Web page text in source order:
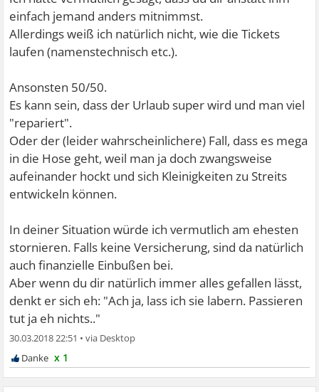
einfach jemand anders mitnimmst.
Allerdings weiß ich natürlich nicht, wie die Tickets
laufen (namenstechnisch etc.).
Ansonsten 50/50.
Es kann sein, dass der Urlaub super wird und man viel
"repariert".
Oder der (leider wahrscheinlichere) Fall, dass es mega
in die Hose geht, weil man ja doch zwangsweise
aufeinander hockt und sich Kleinigkeiten zu Streits
entwickeln können.
In deiner Situation würde ich vermutlich am ehesten
stornieren. Falls keine Versicherung, sind da natürlich
auch finanzielle Einbußen bei.
Aber wenn du dir natürlich immer alles gefallen lässt,
denkt er sich eh: "Ach ja, lass ich sie labern. Passieren
tut ja eh nichts.."
30.03.2018 22:51 •
x 1